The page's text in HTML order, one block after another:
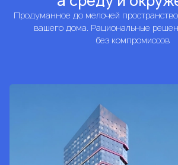
Продуманное до мелочей
вашего дома. Рациональные
без компромиссов